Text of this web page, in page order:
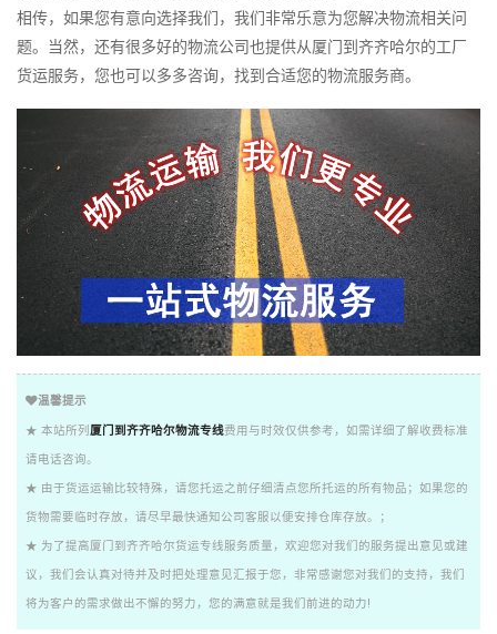
相传，如果您有意向选择我们，我们非常乐意为您解决物流相关问
题。当然，还有很多好的物流公司也提供从厦门到齐齐哈尔的工厂
货运服务，您也可以多多咨询，找到合适您的物流服务商。
温馨提示
★ 本站所列 厦门到齐齐哈尔物流专线费用与时效仅供参考，如需详细了解收费标准
请电话咨询。
★ 由于货运运输比较特殊，请您托运之前仔细清点您所托运的所有物品；如果您的
货物需要临时存放，请尽早最快通知公司客服以便安排仓库存放。；
★ 为了提高厦门到齐齐哈尔货运专线服务质量，欢迎您对我们的服务提出意见或建
议，我们会认真对待并及时把处理意见汇报于您，非常感谢您对我们的支持，我们
将为客户的需求做出不懈的努力，您的满意就是我们前进的动力!